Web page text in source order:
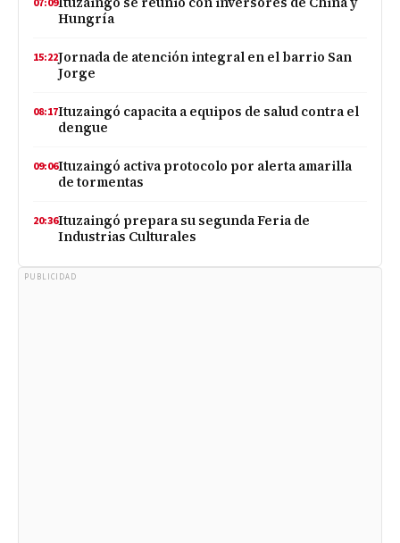
07:09
Hungría
15:22Jornada de atención integral en el barrio San
Jorge
08:17Ituzaingó capacita a equipos de salud contra el
dengue
09:06Ituzaingó activa protocolo por alerta amarilla
de tormentas
20:36Ituzaingó prepara su segunda Feria de
Industrias Culturales
PUBLICIDAD